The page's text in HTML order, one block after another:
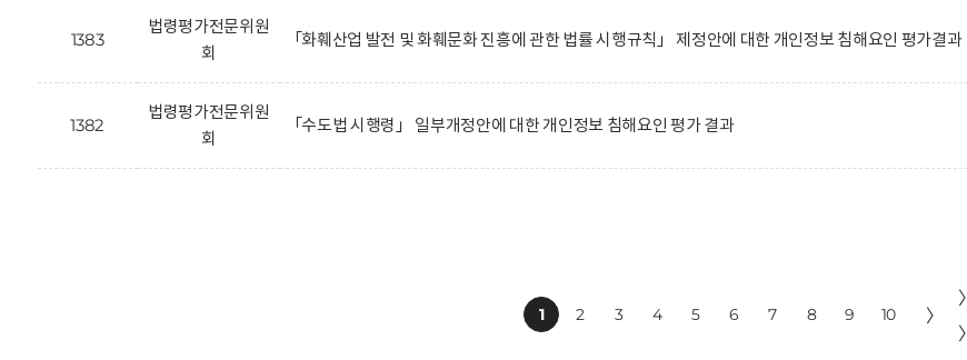
1383
법령평가전문위원
회
「화훼산업 발전 및 화훼문화 진흥에 관한 법률 시행규칙」 제정안에 대한 개인정보 침해요인 평가결과
1382
법령평가전문위원
회
「수도법 시행령」 일부개정안에 대한 개인정보 침해요인 평가 결과
1 2 3 4 5 6 7 8 9 10 〉
〉
〉